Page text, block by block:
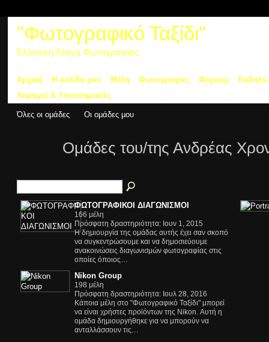
"Φωτογραφικό Ταξίδι"
Ελληνική Λέσχη Φωτογραφίας
Αρχική Η σελίδα μου Μέλη Φωτογραφίες Φόρουμ
Χορηγοί & Υποστηρικτές
Όλες οι ομάδες Οι ομάδες μου
Ομάδες του/της Ανδρέας
ΦΩΤΟΓΡΑΦΙΚΟΙ ΔΙΑΓΩΝΙΣΜΟΙ
166 μέλη
Πρόσφατη δραστηριότητα: Ιουν 1, 2015
Η δημιουργία της ομάδας αυτής έχει σαν σκοπό
να συγκεντρώσουμε και να δημοσιεύουμε
ανακοινώσεις διαγωνισμών φωτογραφίας στις
οποίες όποιος…
Nikon Group
198 μέλη
Πρόσφατη δραστηριότητα: Ιουλ 28, 2016
Κάποια μέλη στο "Φωτογραφικό Ταξίδι" μπορεί
να είναι χρήστες προϊόντων της Nikon. Αυτή η
ομάδα δημιουργήθηκε για να μπορούν να
ανταλλάσσουν τις…